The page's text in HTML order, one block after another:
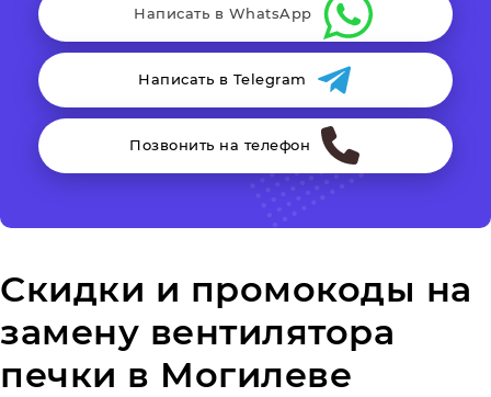
Написать в WhatsApp
Написать в Telegram
Позвонить на телефон
Скидки и промокоды на
замену вентилятора
печки в Могилеве